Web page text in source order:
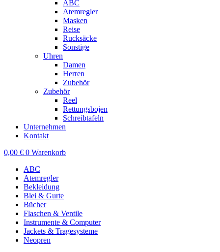
ABC
Atemregler
Masken
Reise
Rucksäcke
Sonstige
Uhren
Damen
Herren
Zubehör
Zubehör
Reel
Rettungsbojen
Schreibtafeln
Unternehmen
Kontakt
0,00 € 0 Warenkorb
ABC
Atemregler
Bekleidung
Blei & Gurte
Bücher
Flaschen & Ventile
Instrumente & Computer
Jackets & Tragesysteme
Neopren